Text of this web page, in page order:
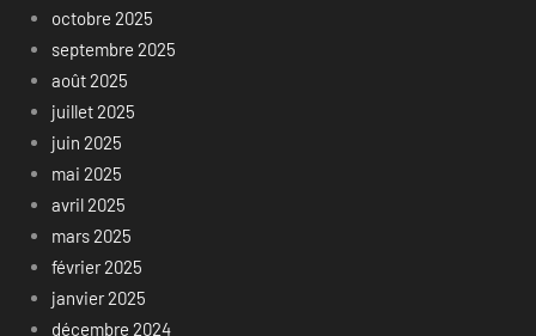
octobre 2025
septembre 2025
août 2025
juillet 2025
juin 2025
mai 2025
avril 2025
mars 2025
février 2025
janvier 2025
décembre 2024